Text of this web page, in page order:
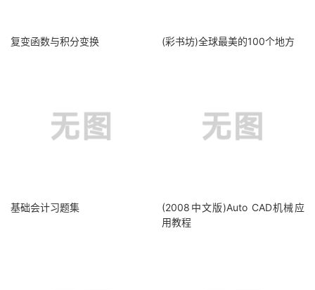
复变函数与积分变换 (彩书坊)全球最美的100个地方
基础会计习题集
(2008中文版)Auto CAD机械应
用教程